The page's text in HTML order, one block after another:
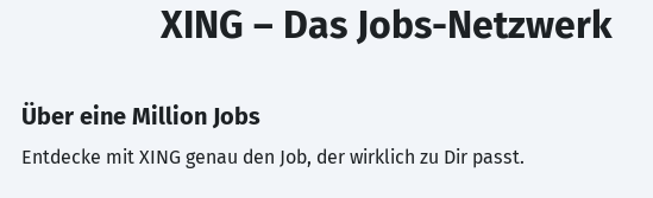
XING – Das Jobs-Netzwerk
Über eine Million Jobs
Entdecke mit XING genau den Job, der wirklich zu Dir passt.